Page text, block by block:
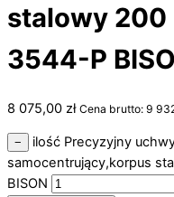
stalowy 200
3544-P
8 075,00 zł Cena brutto: 9
−
ilość Precyzyjny
samocentrujący,korpus
BISON